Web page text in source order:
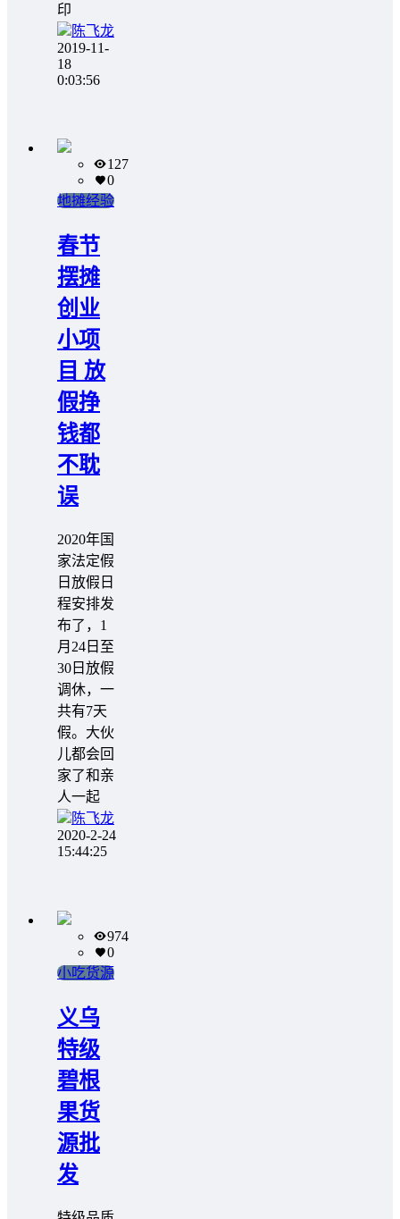
印
陈飞龙
2019-11-
18
0:03:56
127
0
地摊经验
春节
摆摊
创业
小项
目 放
假挣
钱都
不耽
误
2020年国
家法定假
日放假日
程安排发
布了，1
月24日至
30日放假
调休，一
共有7天
假。大伙
儿都会回
家了和亲
人一起
陈飞龙
2020-2-24
15:44:25
974
0
小吃货源
义乌
特级
碧根
果货
源批
发